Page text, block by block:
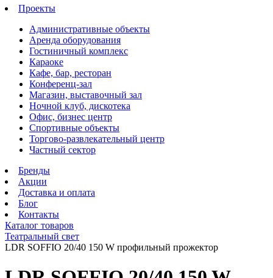
Проекты
Административные объекты
Аренда оборудования
Гостиничный комплекс
Караоке
Кафе, бар, ресторан
Конференц-зал
Магазин, выставочный зал
Ночной клуб, дискотека
Офис, бизнес центр
Спортивные объекты
Торгово-развлекательный центр
Частный сектор
Бренды
Акции
Доставка и оплата
Блог
Контакты
Каталог товаров
Театральный свет
LDR SOFFIO 20/40 150 W профильный прожектор